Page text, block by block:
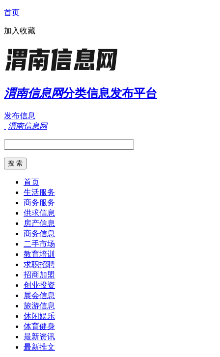
首页
加入收藏
渭南信息网分类信息发布平台
发布信息
渭南信息网
首页
生活服务
商务服务
供求信息
房产信息
商务信息
二手市场
教育培训
求职招聘
招商加盟
创业投资
展会信息
旅游信息
休闲娱乐
体育健身
最新资讯
最新推文